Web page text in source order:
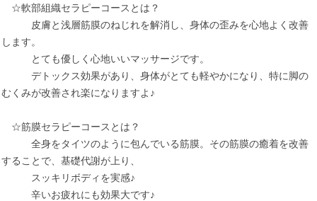
☆軟部組織セラピーコースとは？
皮膚と浅層筋膜のねじれを解消し、身体の歪みを心地よく改善
します。
とても優しく心地いいマッサージです。
デトックス効果があり、身体がとても軽やかになり、特に脚の
むくみが改善され楽になりますよ♪
☆筋膜セラピーコースとは？
全身をタイツのように包んでいる筋膜。その筋膜の癒着を改善
することで、基礎代謝が上り、
スッキリボディを実感♪
辛いお疲れにも効果大です♪